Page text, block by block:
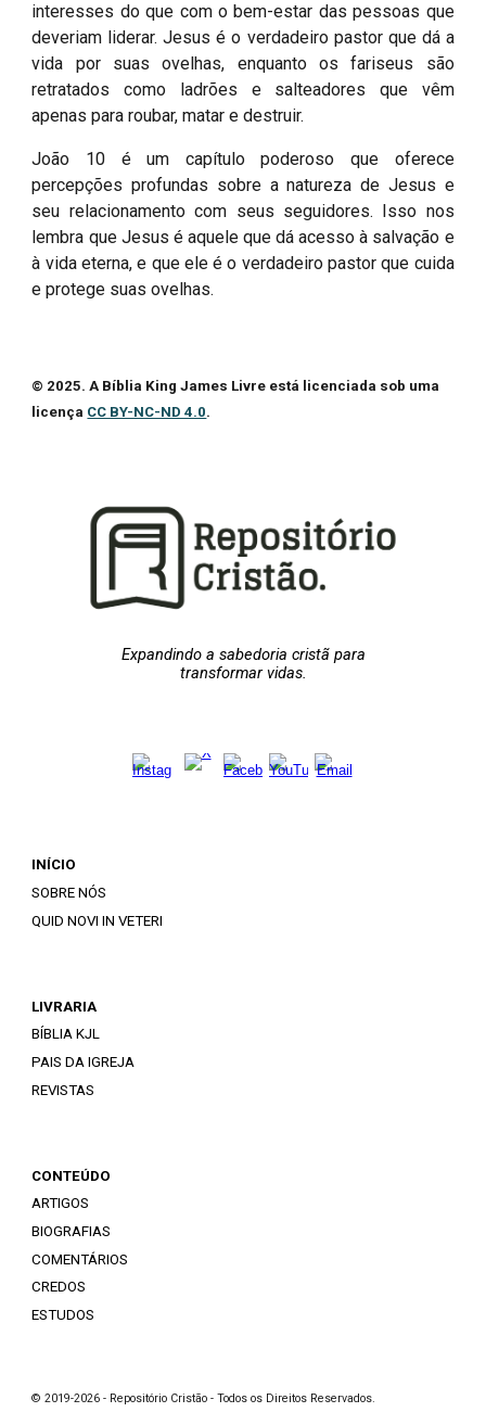
interesses do que com o bem-estar das pessoas que
deveriam liderar. Jesus é o verdadeiro pastor que dá a
vida por suas ovelhas, enquanto os fariseus são
retratados como ladrões e salteadores que vêm
apenas para roubar, matar e destruir.
João 10 é um capítulo poderoso que oferece
percepções profundas sobre a natureza de Jesus e
seu relacionamento com seus seguidores. Isso nos
lembra que Jesus é aquele que dá acesso à salvação e
à vida eterna, e que ele é o verdadeiro pastor que cuida
e protege suas ovelhas.
© 2025. A Bíblia King James Livre está licenciada sob uma
licença CC BY-NC-ND 4.0.
Expandindo a sabedoria cristã para
transformar vidas.
INÍCIO
SOBRE NÓS
QUID NOVI IN VETERI
LIVRARIA
BÍBLIA KJL
PAIS DA IGREJA
REVISTAS
CONTEÚDO
ARTIGOS
BIOGRAFIAS
COMENTÁRIOS
CREDOS
ESTUDOS
© 2019-2026 - Repositório Cristão - Todos os Direitos Reservados.